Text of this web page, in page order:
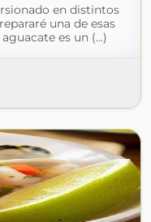
en distintos
una de esas
es un (...)